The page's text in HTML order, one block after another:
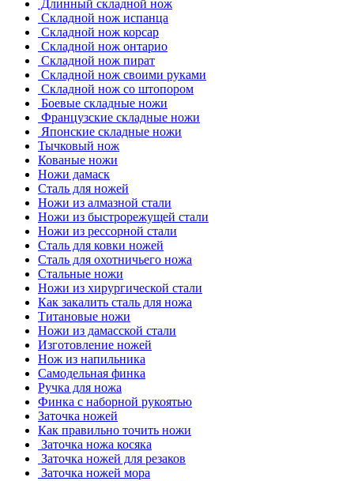
Длинный складной нож
Складной нож испанца
Складной нож корсар
Складной нож онтарио
Складной нож пират
Складной нож своими руками
Складной нож со штопором
Боевые складные ножи
Французские складные ножи
Японские складные ножи
Тычковый нож
Кованые ножи
Ножи дамаск
Сталь для ножей
Ножи из алмазной стали
Ножи из быстрорежущей стали
Ножи из рессорной стали
Сталь для ковки ножей
Сталь для охотничьего ножа
Стальные ножи
Ножи из хирургической стали
Как закалить сталь для ножа
Титановые ножи
Ножи из дамасской стали
Изготовление ножей
Нож из напильника
Самодельная финка
Ручка для ножа
Финка с наборной рукоятью
Заточка ножей
Как правильно точить ножи
Заточка ножа косяка
Заточка ножей для резаков
Заточка ножей мора